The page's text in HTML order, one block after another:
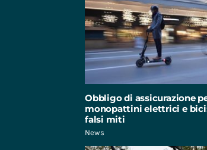
Obbligo di assicurazione
monopattini elettrici e
falsi miti
News